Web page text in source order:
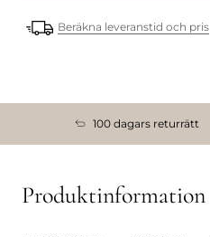
Beräkna leveranstid och pris
100 dagars returrätt
Produktinformation